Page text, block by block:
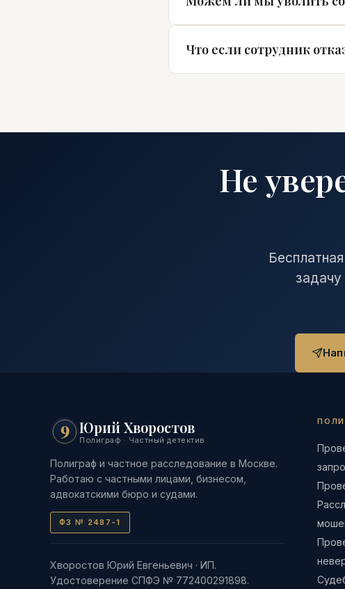
Что если сотрудник
Не
9 Юрий Хворостов
Полиграф · Частный детектив
Полиграф и частное расследование в Москве.
Работаю с частными лицами, бизнесом,
адвокатскими бюро и судами.
ФЗ № 2487-1
Хворостов Юрий Евгеньевич · ИП.
Удостоверение СПФЭ № 772400291898.